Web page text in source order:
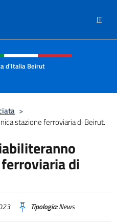
IT
e menù
d'Italia Beirut
>
stazione ferroviaria di Beirut.
di
Tipologia:News